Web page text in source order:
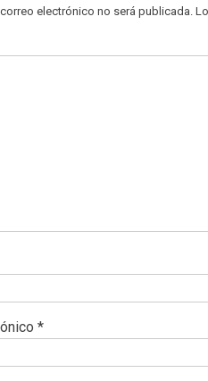
electrónico no será publicada.
*